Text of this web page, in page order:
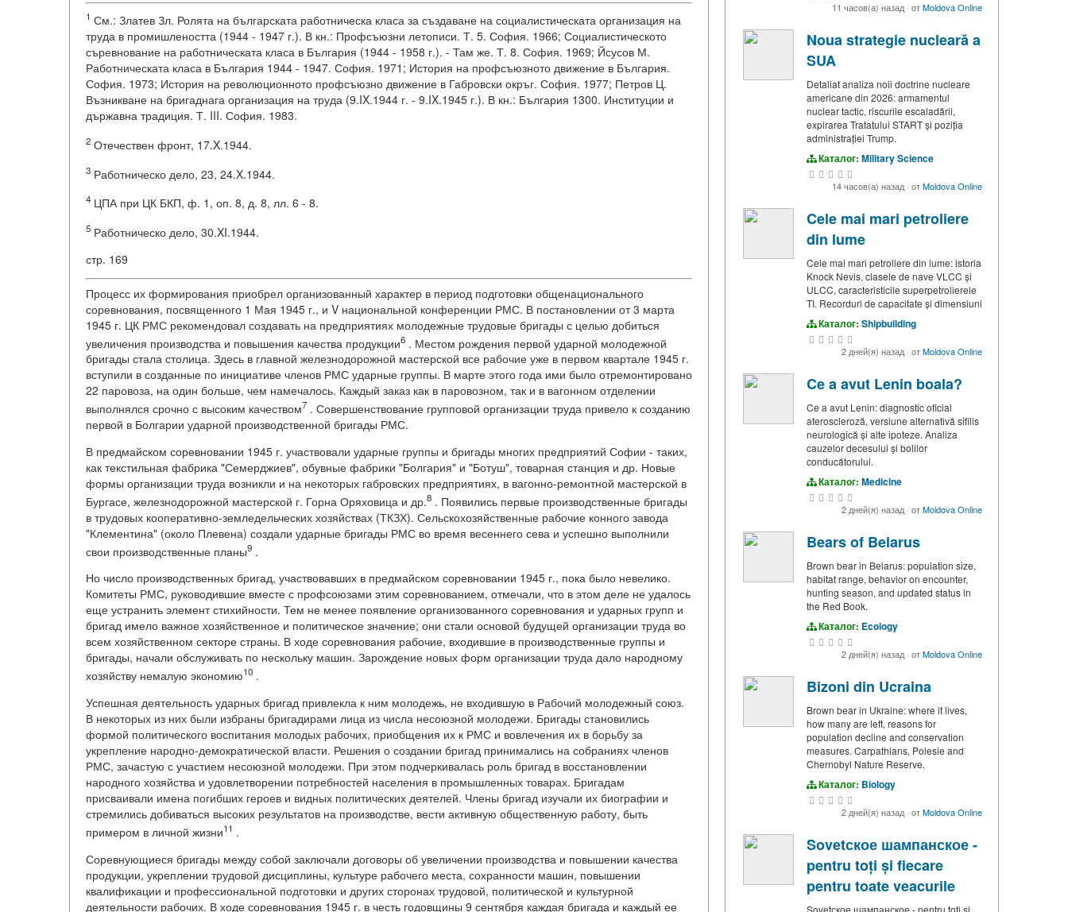
1 См.: Златев Зл. Ролята на българската работническа класа за създаване на социалистическата организация на
труда в промишлеността (1944 - 1947 г.). В кн.: Профсъюзни летописи. Т. 5. София. 1966; Социалистическото
съревнование на работническата класа в България (1944 - 1958 г.). - Там же. Т. 8. София. 1969; Йсусов М.
Работническата класа в България 1944 - 1947. София. 1971; История на профсъюзното движение в България.
София. 1973; История на революционното профсъюзно движение в Габровски окръг. София. 1977; Петров Ц.
Възникване на бригаднага организация на труда (9.IX.1944 г. - 9.IX.1945 г.). В кн.: България 1300. Институции и
държавна традиция. Т. III. София. 1983.
2 Отечествен фронт, 17.X.1944.
3 Работническо дело, 23, 24.X.1944.
4 ЦПА при ЦК БКП, ф. 1, оп. 8, д. 8, лл. 6 - 8.
5 Работническо дело, 30.XI.1944.
стр. 169
Процесс их формирования приобрел организованный характер в период подготовки общенационального
соревнования, посвященного 1 Мая 1945 г., и V национальной конференции РМС. В постановлении от 3 марта
1945 г. ЦК РМС рекомендовал создавать на предприятиях молодежные трудовые бригады с целью добиться
увеличения производства и повышения качества продукции6 . Местом рождения первой ударной молодежной
бригады стала столица. Здесь в главной железнодорожной мастерской все рабочие уже в первом квартале 1945 г.
вступили в созданные по инициативе членов РМС ударные группы. В марте этого года ими было отремонтировано
22 паровоза, на один больше, чем намечалось. Каждый заказ как в паровозном, так и в вагонном отделении
выполнялся срочно с высоким качеством7 . Совершенствование групповой организации труда привело к созданию
первой в Болгарии ударной производственной бригады РМС.
В предмайском соревновании 1945 г. участвовали ударные группы и бригады многих предприятий Софии - таких,
как текстильная фабрика "Семерджиев", обувные фабрики "Болгария" и "Ботуш", товарная станция и др. Новые
формы организации труда возникли и на некоторых габровских предприятиях, в вагонно-ремонтной мастерской в
Бургасе, железнодорожной мастерской г. Горна Оряховица и др.8 . Появились первые производственные бригады
в трудовых кооперативно-земледельческих хозяйствах (ТКЗХ). Сельскохозяйственные рабочие конного завода
"Клементина" (около Плевена) создали ударные бригады РМС во время весеннего сева и успешно выполнили
свои производственные планы9 .
Но число производственных бригад, участвовавших в предмайском соревновании 1945 г., пока было невелико.
Комитеты РМС, руководившие вместе с профсоюзами этим соревнованием, отмечали, что в этом деле не удалось
еще устранить элемент стихийности. Тем не менее появление организованного соревнования и ударных групп и
бригад имело важное хозяйственное и политическое значение; они стали основой будущей организации труда во
всем хозяйственном секторе страны. В ходе соревнования рабочие, входившие в производственные группы и
бригады, начали обслуживать по нескольку машин. Зарождение новых форм организации труда дало народному
хозяйству немалую экономию10 .
Успешная деятельность ударных бригад привлекла к ним молодежь, не входившую в Рабочий молодежный союз.
В некоторых из них были избраны бригадирами лица из числа несоюзной молодежи. Бригады становились
формой политического воспитания молодых рабочих, приобщения их к РМС и вовлечения их в борьбу за
укрепление народно-демократической власти. Решения о создании бригад принимались на собраниях членов
РМС, зачастую с участием несоюзной молодежи. При этом подчеркивалась роль бригад в восстановлении
народного хозяйства и удовлетворении потребностей населения в промышленных товарах. Бригадам
присваивали имена погибших героев и видных политических деятелей. Члены бригад изучали их биографии и
стремились добиваться высоких результатов на производстве, вести активную общественную работу, быть
примером в личной жизни11 .
Соревнующиеся бригады между собой заключали договоры об увеличении производства и повышении качества
продукции, укреплении трудовой дисциплины, культуре рабочего места, сохранности машин, повышении
квалификации и профессиональной подготовки и других сторонах трудовой, политической и культурной
деятельности рабочих. В ходе соревнования 1945 г. в честь годовщины 9 сентября каждая бригада и каждый ее
11 часов(а) назад· отMoldova Online
Noua strategie nucleară a
SUA
Detaliat analiza noii doctrine nucleare
americane din 2026: armamentul
nuclear tactic, riscurile escaladării,
expirarea Tratatului START și poziția
administrației Trump.
Каталог: Military Science
14 часов(а) назад· отMoldova Online
Cele mai mari petroliere
din lume
Cele mai mari petroliere din lume: istoria
Knock Nevis, clasele de nave VLCC și
ULCC, caracteristicile superpetrolierele
TI. Recorduri de capacitate și dimensiuni
Каталог: Shipbuilding
2 дней(я) назад· отMoldova Online
Ce a avut Lenin boala?
Ce a avut Lenin: diagnostic oficial
ateroscleroză, versiune alternativă sifilis
neurologică și alte ipoteze. Analiza
cauzelor decesului și bolilor
conducătorului.
Каталог: Medicine
2 дней(я) назад· отMoldova Online
Bears of Belarus
Brown bear in Belarus: population size,
habitat range, behavior on encounter,
hunting season, and updated status in
the Red Book.
Каталог: Ecology
2 дней(я) назад· отMoldova Online
Bizoni din Ucraina
Brown bear in Ukraine: where it lives,
how many are left, reasons for
population decline and conservation
measures. Carpathians, Polesie and
Chernobyl Nature Reserve.
Каталог: Biology
2 дней(я) назад· отMoldova Online
Sovetское шампанское -
pentru toți și fiecare
pentru toate veacurile